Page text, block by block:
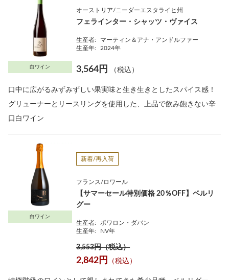
白ワイン
オーストリア/ニーダーエスタライヒ州
フェラインター・シャッツ・ヴァイス
生産者:
マーティン＆アナ・アンドルファー
生産年:
2024年
3,564円 （税込）
口中に広がるみずみずしい果実味と生き生きとしたスパイス感！
グリューナーとリースリングを使用した、上品で飲み飽きない辛
口白ワイン
白ワイン
新着/再入荷
フランス/ロワール
【サマーセール特別価格 20％OFF】ベルリ
グー
生産者:
ポワロン・ダバン
生産年:
NV年
3,553円（税込）
2,842円 （税込）